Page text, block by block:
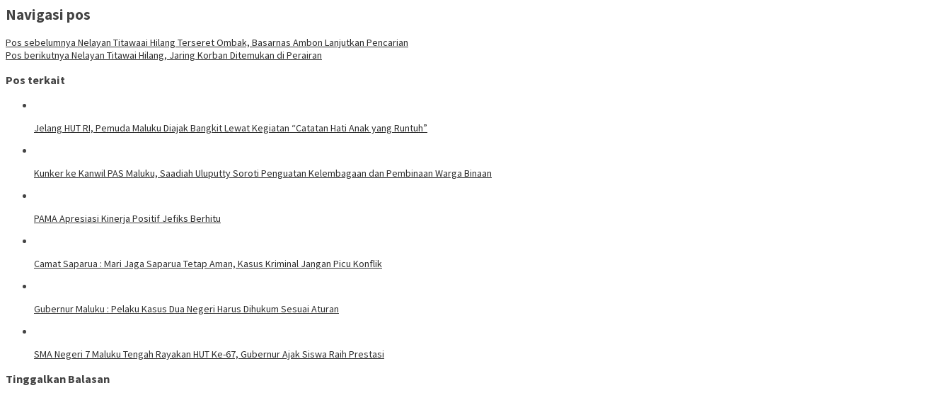
Navigasi pos
Pos sebelumnya Nelayan Titawaai Hilang Terseret Ombak, Basarnas Ambon Lanjutkan Pencarian
Pos berikutnya Nelayan Titawai Hilang, Jaring Korban Ditemukan di Perairan
Pos terkait
Jelang HUT RI, Pemuda Maluku Diajak Bangkit Lewat Kegiatan “Catatan Hati Anak yang Runtuh”
Kunker ke Kanwil PAS Maluku, Saadiah Uluputty Soroti Penguatan Kelembagaan dan Pembinaan Warga Binaan
PAMA Apresiasi Kinerja Positif Jefiks Berhitu
Camat Saparua : Mari Jaga Saparua Tetap Aman, Kasus Kriminal Jangan Picu Konflik
Gubernur Maluku : Pelaku Kasus Dua Negeri Harus Dihukum Sesuai Aturan
SMA Negeri 7 Maluku Tengah Rayakan HUT Ke-67, Gubernur Ajak Siswa Raih Prestasi
Tinggalkan Balasan